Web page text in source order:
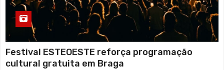
Festival ESTEOESTE reforça programação
cultural gratuita em Braga